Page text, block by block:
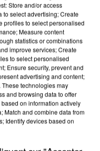
par une coulée de
kilomètres de là.
Store and/or access
to select advertising; Create
profiles to select personalised
Measure content
statistics or combinations
improve services; Create
to select personalised
Ensure security, prevent and
advertising and content;
technologies may
and browsing data to offer
on information actively
Match and combine data from
Identify devices based on